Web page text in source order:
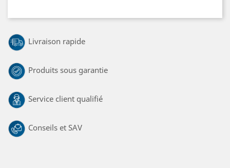
Livraison rapide
Produits sous garantie
Service client qualifié
Conseils et SAV